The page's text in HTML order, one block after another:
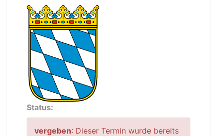
Status:
vergeben: Dieser Termin wurde bereits